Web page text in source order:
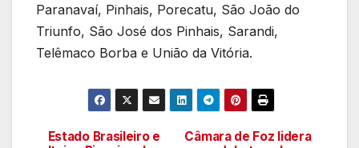
Paranavaí, Pinhais, Porecatu, São João do
Triunfo, São José dos Pinhais, Sarandi,
Telêmaco Borba e União da Vitória.
Câmara de Foz lidera
Estado Brasileiro e